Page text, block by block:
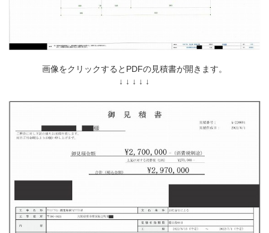
画像をクリックするとPDFの見積書が開きます。
↓ ↓ ↓ ↓ ↓